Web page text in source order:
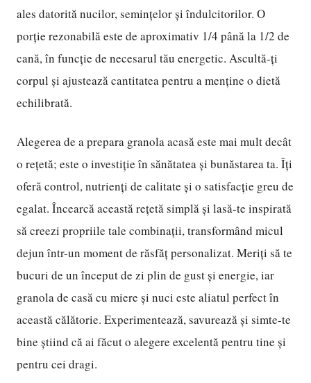
ales datorită nucilor, semințelor și îndulcitorilor. O
porție rezonabilă este de aproximativ 1/4 până la 1/2 de
cană, în funcție de necesarul tău energetic. Ascultă-ți
corpul și ajustează cantitatea pentru a menține o dietă
echilibrată.
Alegerea de a prepara granola acasă este mai mult decât
o rețetă; este o investiție în sănătatea și bunăstarea ta. Îți
oferă control, nutrienți de calitate și o satisfacție greu de
egalat. Încearcă această rețetă simplă și lasă-te inspirată
să creezi propriile tale combinații, transformând micul
dejun într-un moment de răsfăț personalizat. Meriți să te
bucuri de un început de zi plin de gust și energie, iar
granola de casă cu miere și nuci este aliatul perfect în
această călătorie. Experimentează, savurează și simte-te
bine știind că ai făcut o alegere excelentă pentru tine și
pentru cei dragi.